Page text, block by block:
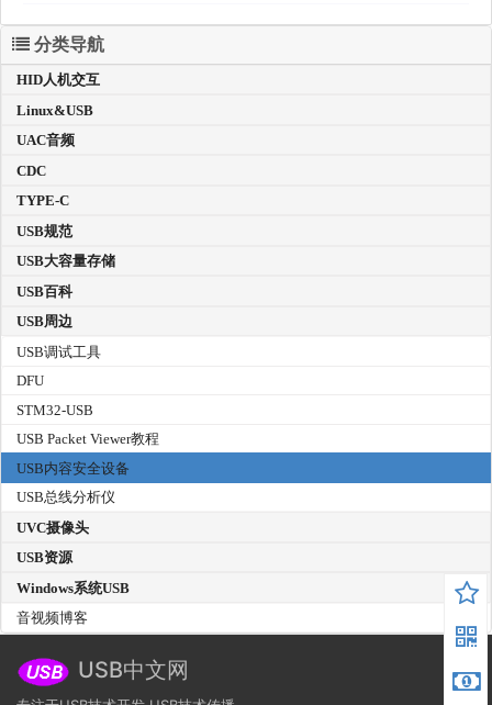
分类导航
HID人机交互
Linux&USB
UAC音频
CDC
TYPE-C
USB规范
USB大容量存储
USB百科
USB周边
USB调试工具
DFU
STM32-USB
USB Packet Viewer教程
USB内容安全设备
USB总线分析仪
UVC摄像头
USB资源
Windows系统USB
音视频博客
USB中文网